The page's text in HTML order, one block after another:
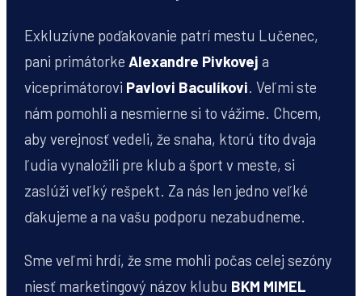
Exkluzívne poďakovanie patrí mestu Lučenec,
pani primátorke Alexandre Pivkovej a
viceprimátorovi Pavlovi Baculíkovi . Veľmi ste
nám pomohli a nesmierne si to vážime. Chcem,
aby verejnosť vedeli, že snaha, ktorú títo dvaja
ľudia vynaložili pre klub a šport v meste, si
zaslúži veľký rešpekt. Za nás len jedno veľké
ďakujeme a na vašu podporu nezabudneme.
Sme veľmi hrdí, že sme mohli počas celej sezóny
niesť marketingový názov klubu BKM MIMEL